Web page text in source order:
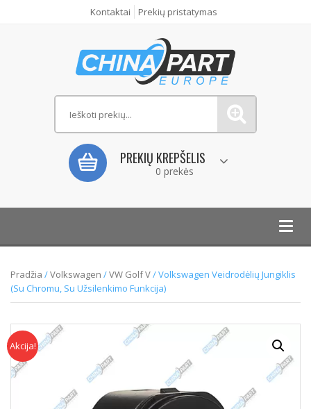
Kontaktai Prekių pristatymas
PREKIŲ KREPŠELIS
0 prekės
Pradžia /Volkswagen /VW Golf V/ Volkswagen Veidrodėlių Jungiklis
(Su Chromu, Su Užsilenkimo Funkcija)
Akcija!